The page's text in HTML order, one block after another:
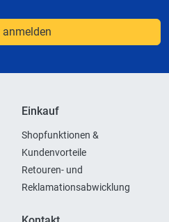
Einkauf
Shopfunktionen &
Kundenvorteile
Retouren- und
Reklamationsabwicklung